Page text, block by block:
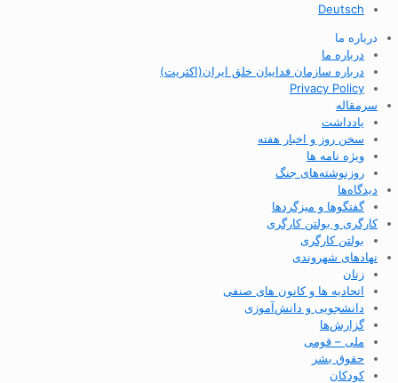
Deutsch
درباره ما
درباره ما
درباره سازمان فداییان خلق ایران(اکثریت)
Privacy Policy
سرمقاله
یادداشت
سخن روز و اخبار هفته
ویژه نامه ها
روزنوشته‌های جنگ
دیدگاه‌ها
گفتگوها و میزگردها
کارگری و بولتن کارگری
بولتن کارگری
نهادهای شهروندی
زنان
اتحادیه ها و کانون های صنفی
دانشجویی و دانش‌آموزی
گزارش‌ها
ملی – قومی
حقوق بشر
کودکان